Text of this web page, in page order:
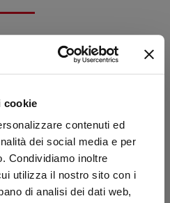
cookie
contenuti ed
dei social media e per
Condividiamo inoltre
utilizza il nostro sito con i
di analisi dei dati web,
TECNICA
e strozzature:
cm - 8/10 o a richiesta o
intercambiabili